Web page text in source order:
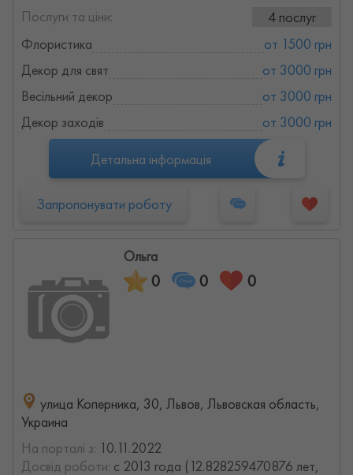
Послуги та ціни:
4 послуг
Флористика
от 1500 грн
Декор для свят
от 3000 грн
Весільний декор
от 3000 грн
Декор заходів
от 3000 грн
Детальна інформація
Запропонувати роботу
Ольга
0 0 0
улица Коперника, 30, Львов, Львовская область,
Украина
На порталі з: 10.11.2022
Досвід роботи: с 2013 года (12.828259470876 лет,